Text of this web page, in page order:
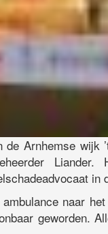
Arnhemse wijk
Liander.
in
naar
geworden.